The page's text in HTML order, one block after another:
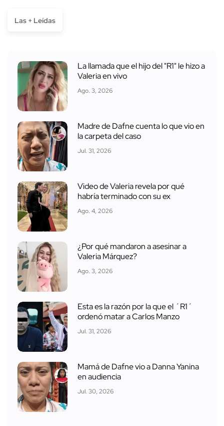
Las + Leídas
La llamada que el hijo del "R1" le hizo a
Valeria en vivo
Ago. 3, 2026
Madre de Dafne cuenta lo que vio en
la carpeta del caso
Jul. 31, 2026
Video de Valeria revela por qué
habría terminado con su ex
Ago. 4, 2026
¿Por qué mandaron a asesinar a
Valeria Márquez?
Ago. 3, 2026
Esta es la razón por la que el ´R1´
ordenó matar a Carlos Manzo
Jul. 31, 2026
Mamá de Dafne vio a Danna Yanina
en audiencia
Jul. 30, 2026